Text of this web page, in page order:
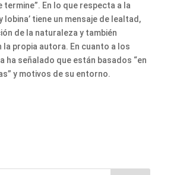
termine”. En lo que respecta a la
lobina’ tiene un mensaje de lealtad,
de la naturaleza y también
la propia autora. En cuanto a los
ha señalado que están basados “en
y motivos de su entorno.